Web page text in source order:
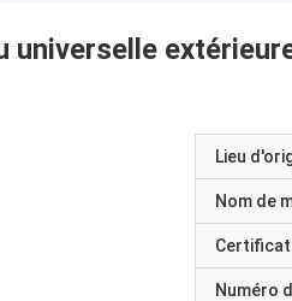
Lieu
Nom de
Numéro